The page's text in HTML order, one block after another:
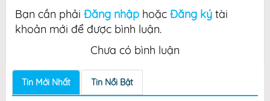
Bạn cần phải Đăng nhập hoặc Đăng ký tài
khoản mới để được bình luận.
Chưa có bình luận
Tin Mới Nhất Tin Nổi Bật